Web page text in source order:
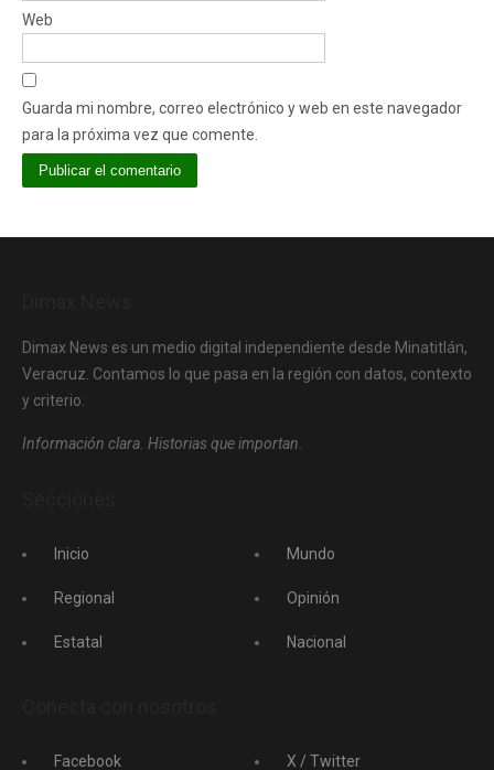
Web
Guarda mi nombre, correo electrónico y web en este navegador
para la próxima vez que comente.
Dimax News es un medio digital independiente desde Minatitlán,
Veracruz. Contamos lo que pasa en la región con datos, contexto
y criterio.
Información clara. Historias que importan.
Inicio
Regional
Estatal
Mundo
Opinión
Nacional
Facebook X / Twitter